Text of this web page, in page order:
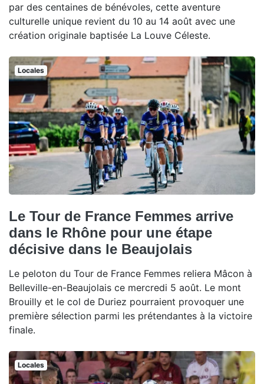
par des centaines de bénévoles, cette aventure
culturelle unique revient du 10 au 14 août avec une
création originale baptisée La Louve Céleste.
Locales
Le Tour de France Femmes arrive
dans le Rhône pour une étape
décisive dans le Beaujolais
Le peloton du Tour de France Femmes reliera Mâcon à
Belleville-en-Beaujolais ce mercredi 5 août. Le mont
Brouilly et le col de Duriez pourraient provoquer une
première sélection parmi les prétendantes à la victoire
finale.
Locales